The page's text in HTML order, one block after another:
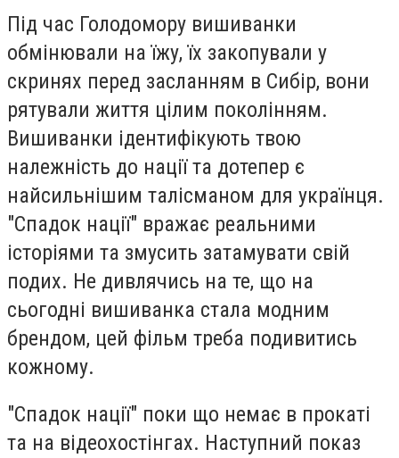
Під час Голодомору вишиванки
обмінювали на їжу, їх закопували у
скринях перед засланням в Сибір, вони
рятували життя цілим поколінням.
Вишиванки ідентифікують твою
належність до нації та дотепер є
найсильнішим талісманом для українця.
"Спадок нації" вражає реальними
історіями та змусить затамувати свій
подих. Не дивлячись на те, що на
сьогодні вишиванка стала модним
брендом, цей фільм треба подивитись
кожному.
"Спадок нації" поки що немає в прокаті
та на відеохостінгах. Наступний показ